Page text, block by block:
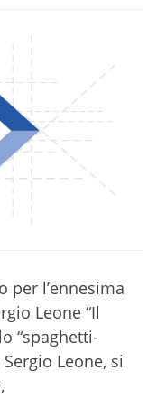
per l’ennesima
Leone “Il
“spaghetti-
Leone, si